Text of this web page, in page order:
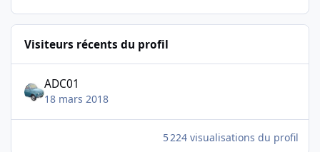
Visiteurs récents du profil
ADC01
18 mars 2018
5 224 visualisations du profil